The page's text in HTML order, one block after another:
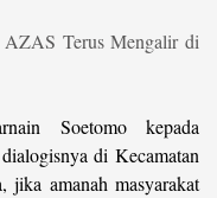
Terus Mengalir di
Soetomo kepada
di Kecamatan
amanah masyarakat